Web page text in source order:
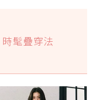
髦疊穿法